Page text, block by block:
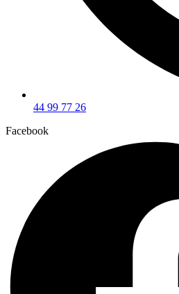
44 99 77 26
Facebook